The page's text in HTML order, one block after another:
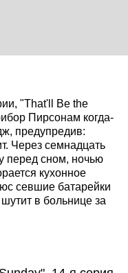
"That'll Be the
Пирсонам когда-
предупредив:
Через семнадцать
перед сном, ночью
кухонное
севшие батарейки
в больнице за